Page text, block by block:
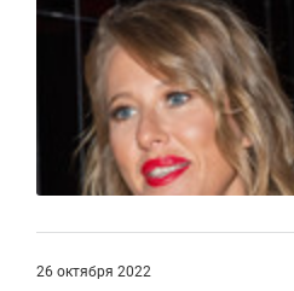
26 октября 2022